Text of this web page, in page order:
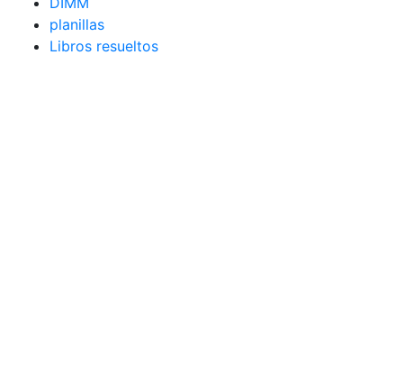
planillas
Libros resueltos